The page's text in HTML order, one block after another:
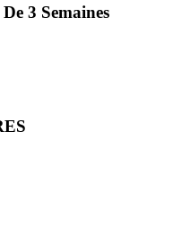
3 Semaines